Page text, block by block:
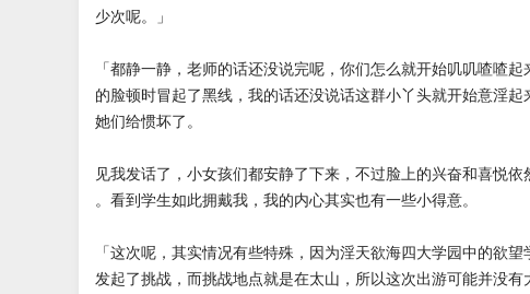
少次呢。」
「都静一静，老师的话还没说完呢，你们怎么就开始叽叽喳喳起
的脸顿时冒起了黑线，我的话还没说话这群小丫头就开始意淫起
她们给惯坏了。
见我发话了，小女孩们都安静了下来，不过脸上的兴奋和喜悦依
。看到学生如此拥戴我，我的内心其实也有一些小得意。
「这次呢，其实情况有些特殊，因为淫天欲海四大学园中的欲望
发起了挑战，而挑战地点就是在太山，所以这次出游可能并没有